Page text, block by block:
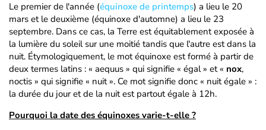
Le premier de l'année (équinoxe de printemps) a lieu le 20
mars et le deuxième (équinoxe d'automne) a lieu le 23
septembre. Dans ce cas, la Terre est équitablement exposée à
la lumière du soleil sur une moitié tandis que l'autre est dans la
nuit. Étymologiquement, le mot équinoxe est formé à partir de
deux termes latins : « aequus » qui signifie « égal » et « nox,
noctis » qui signifie « nuit ». Ce mot signifie donc « nuit égale » :
la durée du jour et de la nuit est partout égale à 12h.
Pourquoi la date des équinoxes varie-t-elle ?